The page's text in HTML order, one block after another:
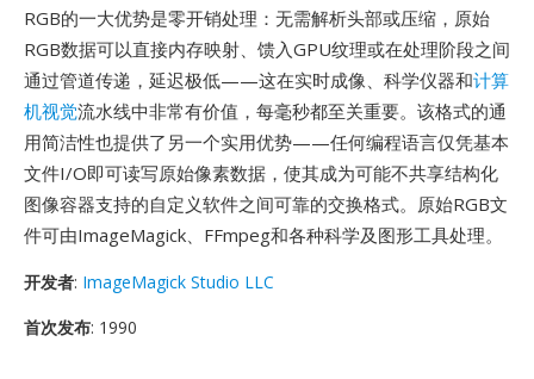
RGB的一大优势是零开销处理：无需解析头部或压缩，原始
RGB数据可以直接内存映射、馈入GPU纹理或在处理阶段之间
通过管道传递，延迟极低——这在实时成像、科学仪器和计算
机视觉流水线中非常有价值，每毫秒都至关重要。该格式的通
用简洁性也提供了另一个实用优势——任何编程语言仅凭基本
文件I/O即可读写原始像素数据，使其成为可能不共享结构化
图像容器支持的自定义软件之间可靠的交换格式。原始RGB文
件可由ImageMagick、FFmpeg和各种科学及图形工具处理。
开发者: ImageMagick Studio LLC
首次发布: 1990